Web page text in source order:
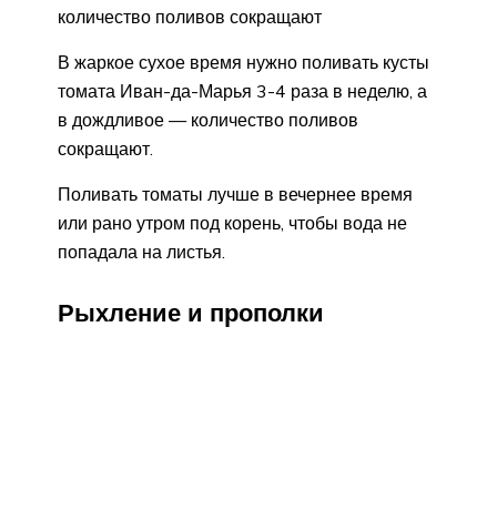
количество поливов сокращают
В жаркое сухое время нужно поливать кусты
томата Иван-да-Марья 3-4 раза в неделю, а
в дождливое — количество поливов
сокращают.
Поливать томаты лучше в вечернее время
или рано утром под корень, чтобы вода не
попадала на листья.
Рыхление и прополки